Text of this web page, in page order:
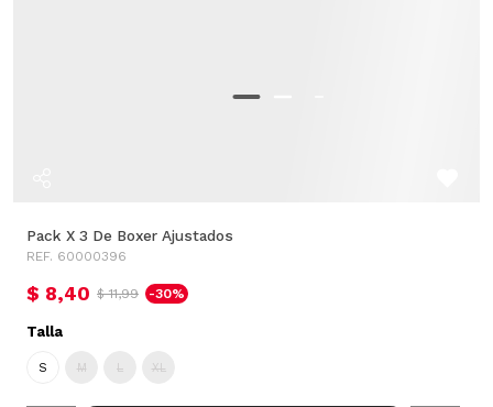
Pack X 3 De Boxer Ajustados
REF. 60000396
$ 8,40 $ 11,99 -30%
Talla
S M L XL